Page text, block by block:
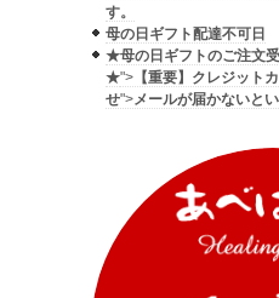
す。
母の日ギフト配達不可日
★母の日ギフトのご注文
★"> 【重要】クレジット
せ">メールが届かないと